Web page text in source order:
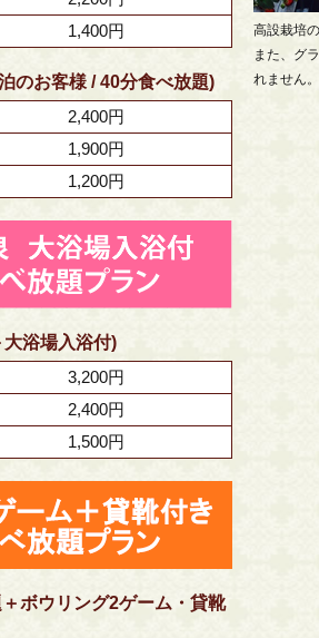
1,400円
のお客様 / 40分食べ放題)
2,400円
1,900円
1,200円
浴場入浴付)
3,200円
2,400円
1,500円
ボウリング2ゲーム・貸靴
高設栽培
また、グ
れません